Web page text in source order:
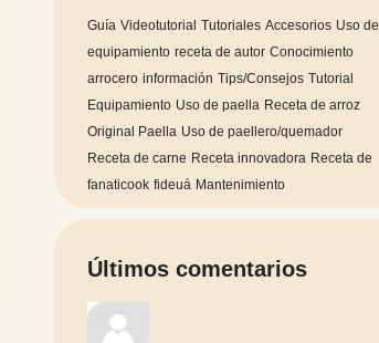
Guía Videotutorial Tutoriales Accesorios Uso de
equipamiento receta de autor Conocimiento
arrocero información Tips/Consejos Tutorial
Equipamiento Uso de paella Receta de arroz
Original Paella Uso de paellero/quemador
Receta de carne Receta innovadora Receta de
fanaticook fideuá Mantenimiento
Últimos comentarios